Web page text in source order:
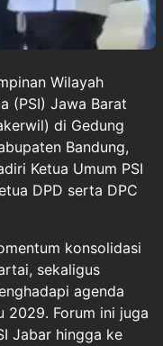
Wilayah
(PSI) Jawa Barat
di Gedung
Bandung,
Ketua Umum PSI
DPD serta DPC
konsolidasi
sekaligus
agenda
2029. Forum ini juga
Jabar hingga ke